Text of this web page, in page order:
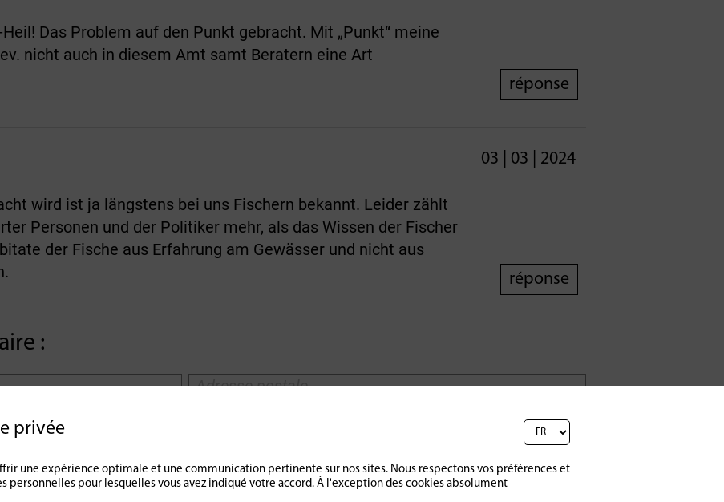
Das Problem auf den Punkt gebracht. Mit „Punkt“ meine
nicht auch in diesem Amt samt Beratern eine Art
réponse
03 | 03 | 2024
wird ist ja längstens bei uns Fischern bekannt. Leider zählt
Personen und der Politiker mehr, als das Wissen der Fischer
der Fische aus Erfahrung am Gewässer und nicht aus
réponse
:
privée
une expérience optimale et une communication pertinente sur nos sites. Nous respectons vos préférences et
personnelles pour lesquelles vous avez indiqué votre accord. À l'exception des cookies absolument